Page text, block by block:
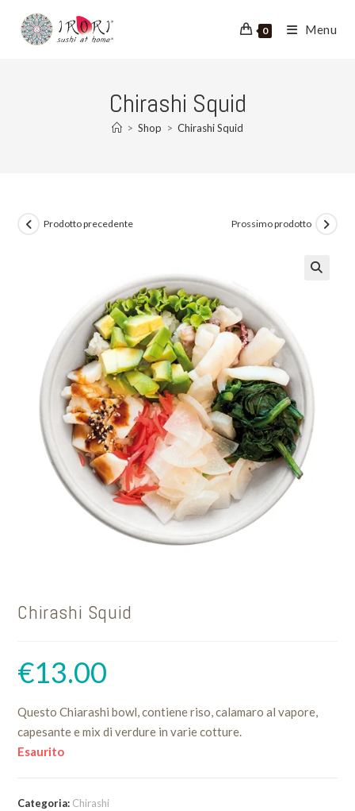
contenuto
0 Menu
Chirashi Squid
> Shop > Chirashi Squid
Prodotto precedente Prossimo prodotto
Chirashi Squid
€13.00
Questo Chiarashi bowl, contiene riso, calamaro al vapore,
capesante e mix di verdure in varie cotture.
Esaurito
Categoria: Chirashi